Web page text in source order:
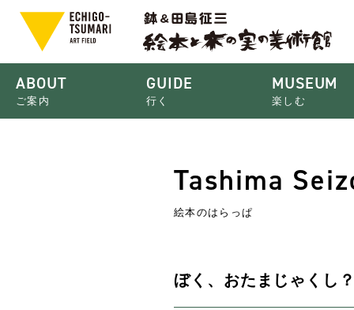
ABOUT
ご案内
GUIDE
行く
MUSEUM
楽しむ
Tashima
絵本のはらっぱ
ぼく、おたまじゃくし